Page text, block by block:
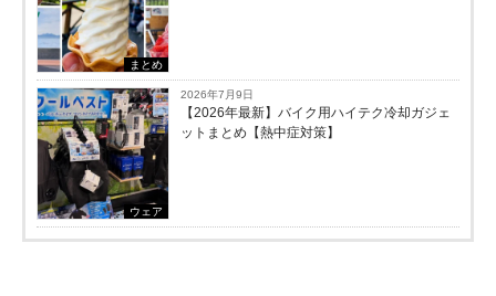
まとめ
ウェア
2026年7月9日
【2026年最新】バイク用ハイテク冷却ガジェ
ットまとめ【熱中症対策】